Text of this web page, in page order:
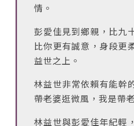
情。
彭愛佳見到鄉親，比九
比你更有誠意，身段更
益世之上。
林益世非常依賴有能幹
帶老婆逛微風，我是帶
林益世與彭愛佳年紀輕